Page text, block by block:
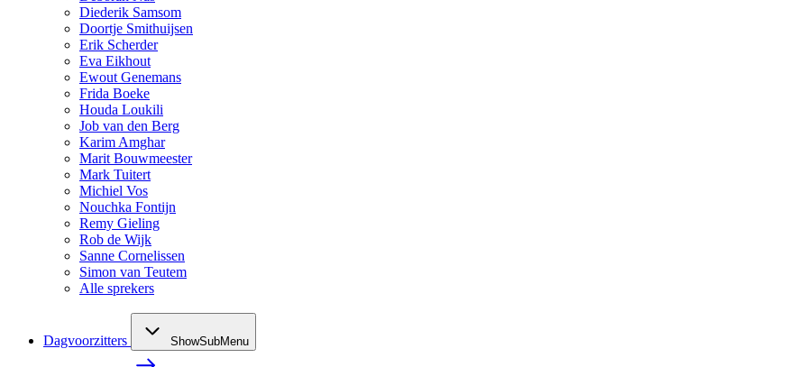
Diederik Samsom
Doortje Smithuijsen
Erik Scherder
Eva Eikhout
Ewout Genemans
Frida Boeke
Houda Loukili
Job van den Berg
Karim Amghar
Marit Bouwmeester
Mark Tuitert
Michiel Vos
Nouchka Fontijn
Remy Gieling
Rob de Wijk
Sanne Cornelissen
Simon van Teutem
Alle sprekers
Dagvoorzitters ShowSubMenu